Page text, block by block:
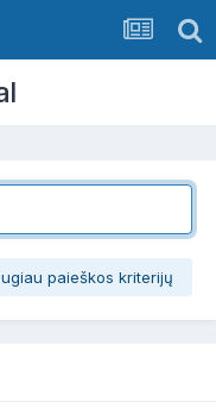
paieškos kriterijų